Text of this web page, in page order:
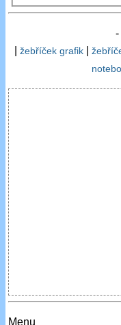
-
žebříček grafik
Menu